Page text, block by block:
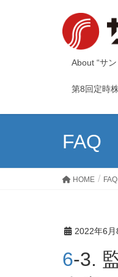
About “サ
第8回定時
FAQ
HOME FAQ
2022年6月
6-3. 監査等委員会監査の具体的な